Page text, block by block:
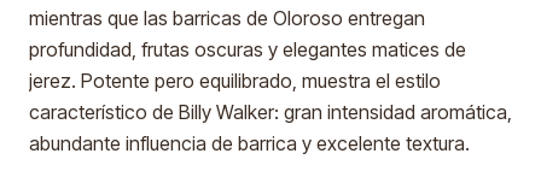
mientras que las barricas de Oloroso entregan
profundidad, frutas oscuras y elegantes matices de
jerez. Potente pero equilibrado, muestra el estilo
característico de Billy Walker: gran intensidad aromática,
abundante influencia de barrica y excelente textura.